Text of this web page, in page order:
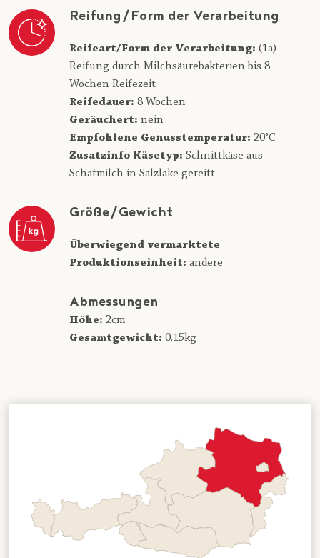
Reifung/Form der Verarbeitung
Reifeart/Form der Verarbeitung: (1a)
Reifung durch Milchsäurebakterien bis 8
Wochen Reifezeit
Reifedauer: 8 Wochen
Geräuchert: nein
Empfohlene Genusstemperatur: 20°C
Zusatzinfo Käsetyp: Schnittkäse aus
Schafmilch in Salzlake gereift
Größe/Gewicht
Überwiegend vermarktete
Produktionseinheit: andere
Abmessungen
Höhe: 2cm
Gesamtgewicht: 0.15kg